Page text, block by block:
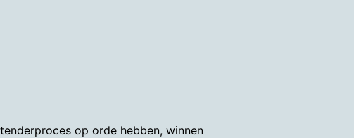
op orde hebben, winnen